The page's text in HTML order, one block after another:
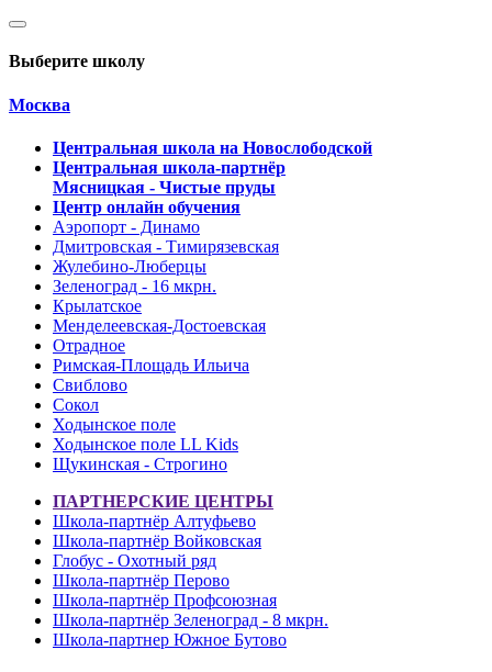
Выберите школу
Москва
Центральная школа на Новослободской
Центральная школа-партнёр
Мясницкая - Чистые пруды
Центр онлайн обучения
Аэропорт - Динамо
Дмитровская - Тимирязевская
Жулебино-Люберцы
Зеленоград - 16 мкрн.
Крылатское
Менделеевская-Достоевская
Отрадное
Римская-Площадь Ильича
Свиблово
Сокол
Ходынское поле
Ходынское поле LL Kids
Щукинская - Строгино
ПАРТНЕРСКИЕ ЦЕНТРЫ
Школа-партнёр Алтуфьево
Школа-партнёр Войковская
Глобус - Охотный ряд
Школа-партнёр Перово
Школа-партнёр Профсоюзная
Школа-партнёр Зеленоград - 8 мкрн.
Школа-партнер Южное Бутово